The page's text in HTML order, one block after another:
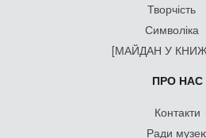
Творчість
Символіка
[МАЙДАН У
ПРО НАС
Контакти
Ради